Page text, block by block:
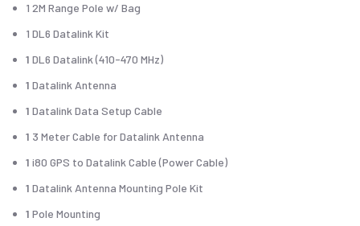
1 2M Range Pole w/ Bag
1 DL6 Datalink Kit
1 DL6 Datalink (410-470 MHz)
1 Datalink Antenna
1 Datalink Data Setup Cable
1 3 Meter Cable for Datalink Antenna
1 i80 GPS to Datalink Cable (Power Cable)
1 Datalink Antenna Mounting Pole Kit
1 Pole Mounting